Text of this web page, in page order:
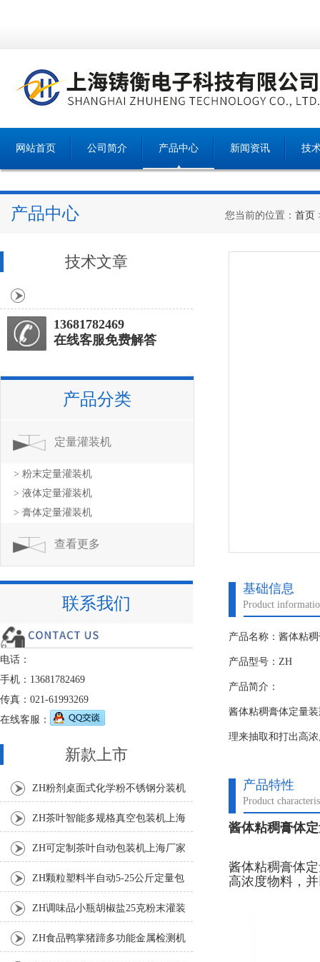
网站首页 公司简介 产品中心 新闻资讯 技
产品中心 您当前的位置： 首页
基础信息
Product
产品名称：酱体粘
产品型号：ZH
产品简介：
酱体粘稠膏体定量
理来抽取和打出高
产品特性
Product
酱体粘稠膏体
酱体粘稠膏体
高浓度物料，
技术文章
13681782469
在线客服免费解答
产品分类
定量灌装机
> 粉末定量灌装机
> 液体定量灌装机
> 膏体定量灌装机
查看更多
联系我们
电话：
手机：13681782469
传真：021-61993269
在线客服：
新款上市
ZH粉剂桌面式化学粉不锈钢分装机
ZH茶叶智能多规格真空包装机上海
厂家 ZH可定制茶叶自动包装机上海厂家
ZH颗粒塑料半自动5-25公斤定量包
装机 ZH调味品小瓶胡椒盐25克粉末灌装
ZH食品鸭掌猪蹄多功能金属检测机